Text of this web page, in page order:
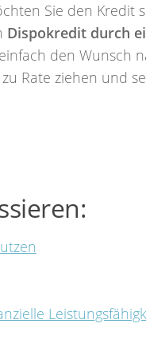
Sie den Kredit
Dispokredit durch
den Wunsch
zu Rate ziehen und